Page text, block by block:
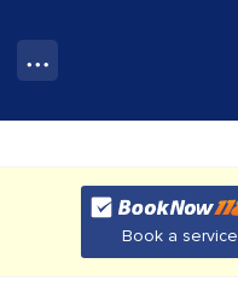
Book a service